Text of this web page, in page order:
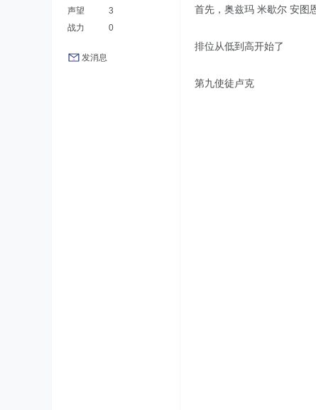
声望
3
战力
0
发消息
首先，奥兹玛 米歇尔 安图
排位从低到高开始了
第九使徒卢克